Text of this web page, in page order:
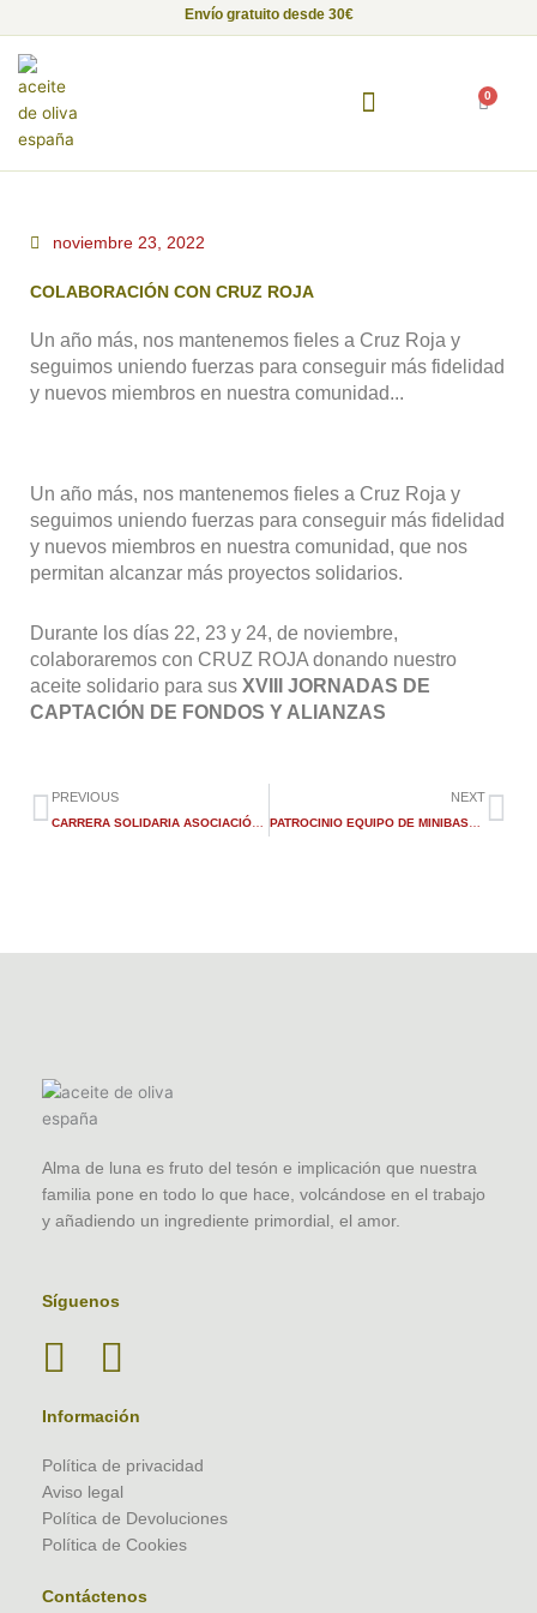
al
contenido
0
Carrito
Envío gratuito desde 30€
noviembre 23, 2022
COLABORACIÓN CON CRUZ ROJA
Un año más, nos mantenemos fieles a Cruz Roja y
seguimos uniendo fuerzas para conseguir más fidelidad
y nuevos miembros en nuestra comunidad...
Un año más, nos mantenemos fieles a Cruz Roja y
seguimos uniendo fuerzas para conseguir más fidelidad
y nuevos miembros en nuestra comunidad, que nos
permitan alcanzar más proyectos solidarios.
Durante los días 22, 23 y 24, de noviembre,
colaboraremos con CRUZ ROJA donando nuestro
aceite solidario para sus XVIII JORNADAS DE
CAPTACIÓN DE FONDOS Y ALIANZAS
Ant
PREVIOUS NEXT
PATROCINIO EQUIPO DE MINIBASKET MOTRIL
Alma de luna es fruto del tesón e implicación que nuestra
familia pone en todo lo que hace, volcándose en el trabajo
y añadiendo un ingrediente primordial, el amor.
Síguenos
Información
Política de privacidad
Aviso legal
Política de Devoluciones
Política de Cookies
Contáctenos